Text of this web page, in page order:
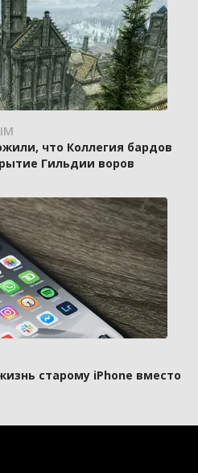
что Коллегия бардов
Гильдии воров
старому iPhone вместо